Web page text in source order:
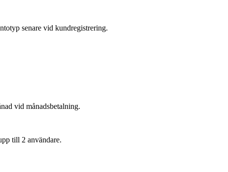
senare vid kundregistrering.
vid månadsbetalning.
till 2 användare.